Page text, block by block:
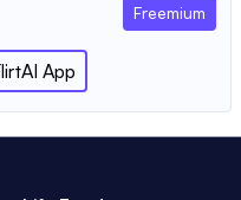
Freemium
App